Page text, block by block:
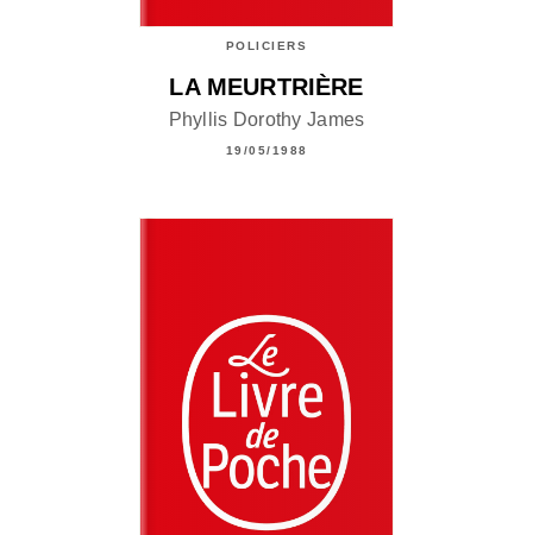
POLICIERS
LA MEURTRIÈRE
Phyllis Dorothy James
19/05/1988